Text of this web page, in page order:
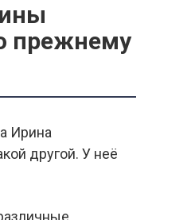
прежнему
Ирина
другой. У неё